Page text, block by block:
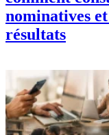
nominatives
résultats